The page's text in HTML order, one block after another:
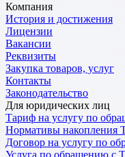
Компания
История и достижения
Лицензии
Вакансии
Реквизиты
Закупка товаров, услуг
Контакты
Законодательство
Для юридических лиц
Тариф на услугу по
Нормативы накопления
Договор на услугу по